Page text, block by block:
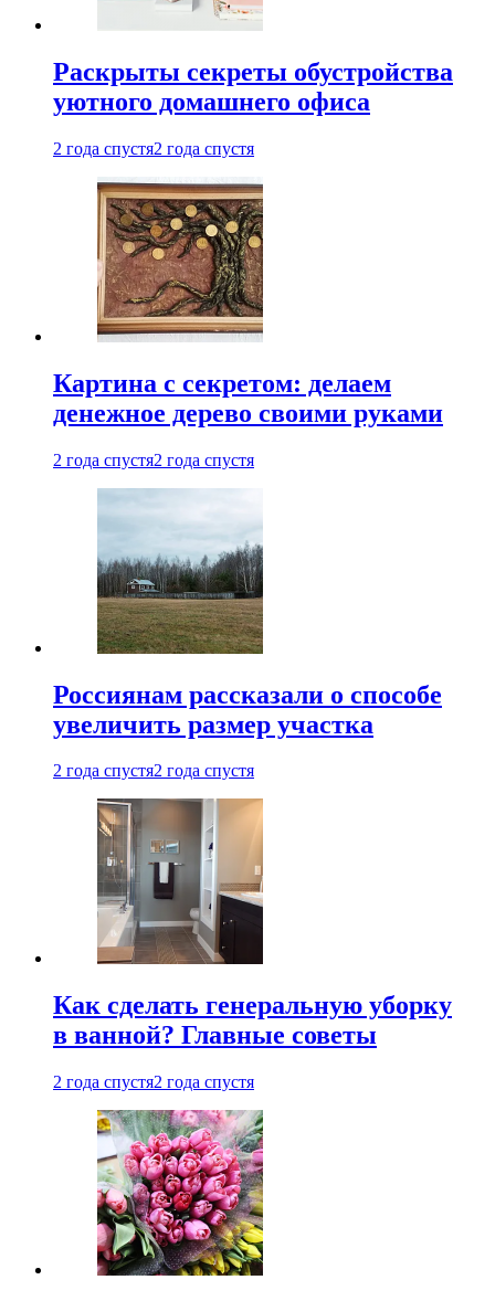
Раскрыты секреты обустройства
уютного домашнего офиса
2 года спустя2 года спустя
Картина с секретом: делаем
денежное дерево своими руками
2 года спустя2 года спустя
Россиянам рассказали о способе
увеличить размер участка
2 года спустя2 года спустя
Как сделать генеральную уборку
в ванной? Главные советы
2 года спустя2 года спустя